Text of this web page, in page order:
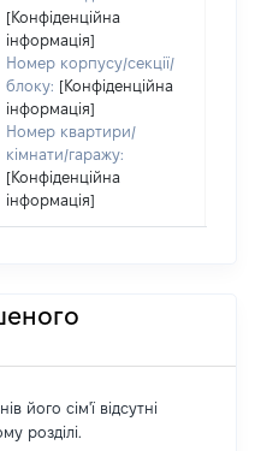
[Конфіденційна
інформація]
Номер корпусу/секції/
блоку: [Конфіденційна
інформація]
Номер квартири/
кімнати/гаражу:
[Конфіденційна
інформація]
його сім'ї відсутні
розділі.